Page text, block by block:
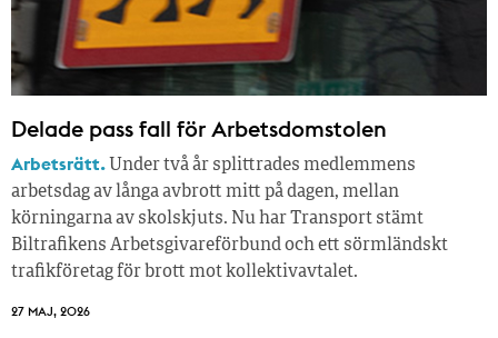
Delade pass fall för Arbetsdomstolen
Arbetsrätt. Under två år splittrades medlemmens
arbetsdag av långa avbrott mitt på dagen, mellan
körningarna av skolskjuts. Nu har Transport stämt
Biltrafikens Arbetsgivareförbund och ett sörmländskt
trafikföretag för brott mot kollektivavtalet.
27 MAJ, 2026